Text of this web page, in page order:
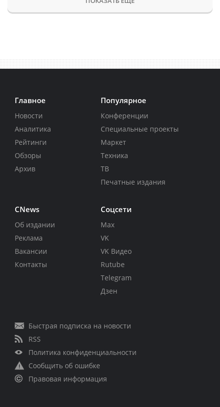
Главное
Новости
Аналитика
Рейтинги
Обзоры
Архив
Популярное
Конференции
Специальные проекты
Маркет
Техника
ТВ
Печатные издания
CNews
Об издании
Реклама
Вакансии
Контакты
Соцсети
Max
VK
VK Видео
Rutube
Telegram
Дзен
Быстрая подписка на новости
RSS
Политика конфиденциальности
Сообщить об ошибке
Правовая информация